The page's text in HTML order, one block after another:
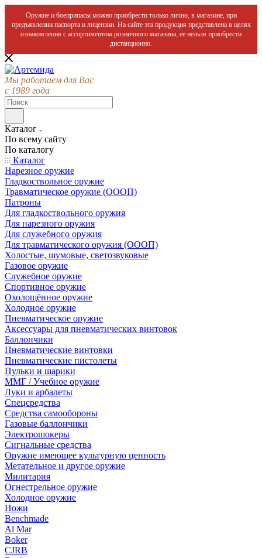
Оружие и боеприпасы можно приобрести только лично, в магазине, при
предъявлении паспорта и лицензии. На сайте эта продукция представлена в целях
ознакомления с ассортиментом розничного магазина, ее нельзя приобрести
дистанционно.
Мы работаем для Вас
с 1989 года
Каталог
По всему сайту
По каталогу
Каталог
Нарезное оружие
Гладкоствольное оружие
Травматическое оружие (ОООП)
Патроны
Для гладкоствольного оружия
Для нарезного оружия
Для служебного оружия
Для травматического оружия (ОООП)
Холостые, шумовые, светозвуковые
Газовое оружие
Служебное оружие
Спортивное оружие
Охолощённое оружие
Холодное оружие
Пневматическое оружие
Аксессуары для пневматических винтовок
Баллончики
Пневматические винтовки
Пневматические пистолеты
Пульки и шарики
ММГ / Учебное оружие
Луки и арбалеты
Спецсредства
Средства самообороны
Газовые баллончики
Электрошокеры
Сигнальные средства
Оружие имеющее культурную ценность
Метательное и другое оружие
Милитария
Огнестрельное оружие
Холодное оружие
Ножи
Benchmade
Al Mar
Boker
CJRB